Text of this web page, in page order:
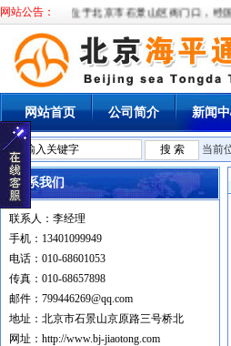
网站公告：本公司位于北京市石景山区衙门口，经国
网站首页 公司简介 新闻
当前
联系我们
联系人：李经理
手机：13401099949
电话：010-68601053
传真：010-68657898
邮件：799446269@qq.com
地址：北京市石景山京原路三号桥北
网址：http://www.bj-jiaotong.com